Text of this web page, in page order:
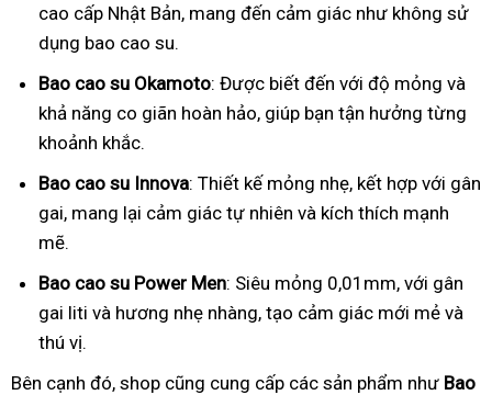
cao cấp Nhật Bản, mang đến cảm giác như không sử
dụng bao cao su.
Bao cao su Okamoto: Được biết đến với độ mỏng và
khả năng co giãn hoàn hảo, giúp bạn tận hưởng từng
khoảnh khắc.
Bao cao su Innova: Thiết kế mỏng nhẹ, kết hợp với gân
gai, mang lại cảm giác tự nhiên và kích thích mạnh
mẽ.
Bao cao su Power Men: Siêu mỏng 0,01mm, với gân
gai liti và hương nhẹ nhàng, tạo cảm giác mới mẻ và
thú vị.
Bên cạnh đó, shop cũng cung cấp các sản phẩm như Bao